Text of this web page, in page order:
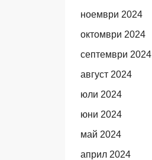
ноември 2024
октомври 2024
септември 2024
август 2024
юли 2024
юни 2024
май 2024
април 2024